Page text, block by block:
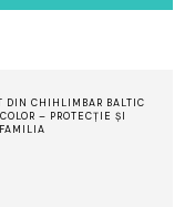
DIN CHIHLIMBAR BALTIC
– PROTECȚIE ȘI